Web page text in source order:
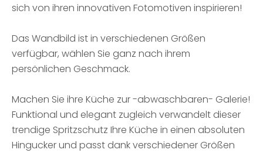
sich von ihren innovativen Fotomotiven inspirieren!
Das Wandbild ist in verschiedenen Größen
verfügbar, wählen Sie ganz nach ihrem
persönlichen Geschmack.
Machen Sie ihre Küche zur -abwaschbaren- Galerie!
Funktional und elegant zugleich verwandelt dieser
trendige Spritzschutz Ihre Küche in einen absoluten
Hingucker und passt dank verschiedener Größen